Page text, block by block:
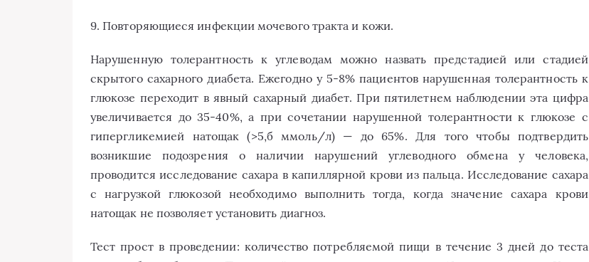
9. Повторяющиеся инфекции мочевого тракта и кожи.
Нарушенную толерантность к углеводам можно назвать предстадией или стадией
скрытого сахарного диабета. Ежегодно у 5-8% пациентов нарушенная толерантность к
глюкозе переходит в явный сахарный диабет. При пятилетнем наблюдении эта цифра
увеличивается до 35-40%, а при сочетании нарушенной толерантности к глюкозе с
гипергликемией натощак (>5,б ммоль/л) — до 65%. Для того чтобы подтвердить
возникшие подозрения о наличии нарушений углеводного обмена у человека,
проводится исследование сахара в капиллярной крови из пальца. Исследование сахара
с нагрузкой глюкозой необходимо выполнить тогда, когда значение сахара крови
натощак не позволяет установить диагноз.
Тест прост в проведении: количество потребляемой пищи в течение 3 дней до теста